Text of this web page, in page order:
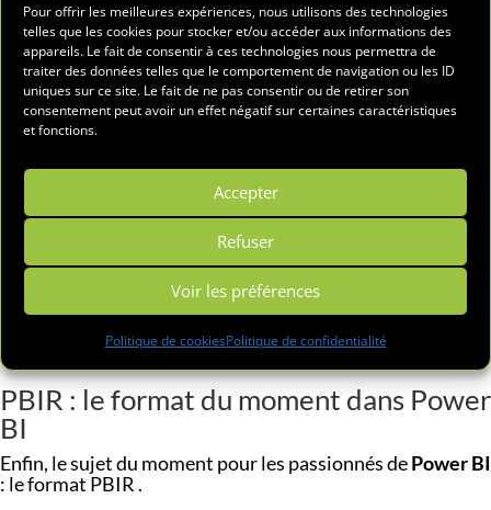
Pour offrir les meilleures expériences, nous utilisons des technologies
telles que les cookies pour stocker et/ou accéder aux informations des
appareils. Le fait de consentir à ces technologies nous permettra de
traiter des données telles que le comportement de navigation ou les ID
uniques sur ce site. Le fait de ne pas consentir ou de retirer son
consentement peut avoir un effet négatif sur certaines caractéristiques
et fonctions.
Accepter
Refuser
Voir les préférences
Politique de cookiesPolitique de confidentialité
Microsoft Power BIenrichit ses fonctionnalités de
reporting en ajoutant la compatibilité avec le format CSV!
On retrouve aussi parmi les nouveautés Power BI juillet,
la simplification des mises en forme de ces calques qui
vont grandement faciliter leur personnalisation.
Améliorations de la modélisation dans
Microsoft Power BI
La version publique définitive de la gestion des rôles de
sécurité est implantée. La vue de requête DAX permet
désormais d’écrire, tester et ajouter des mesures
directement dans le modèle !
C’est une avancée fantastique qui offre une grande
flexibilité. C’est vraiment à tester… 😀
PBIR : le format du moment dans Power
BI
Enfin, le sujet du moment pour les passionnés dePower BI
: le format PBIR .